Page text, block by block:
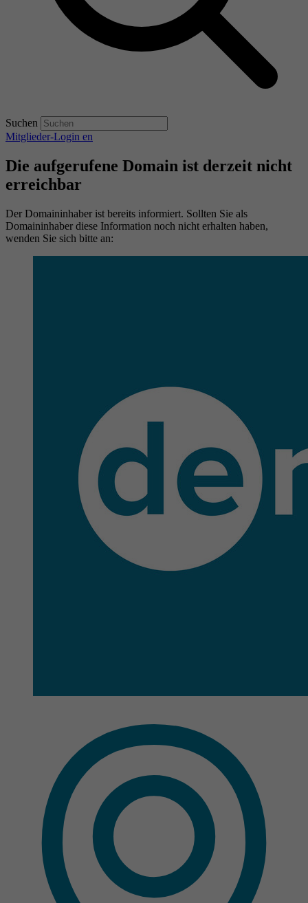
Suchen
Mitglieder-Login en
Die aufgerufene Domain ist derzeit nicht
erreichbar
Der Domaininhaber ist bereits informiert. Sollten Sie als
Domaininhaber diese Information noch nicht erhalten haben,
wenden Sie sich bitte an: